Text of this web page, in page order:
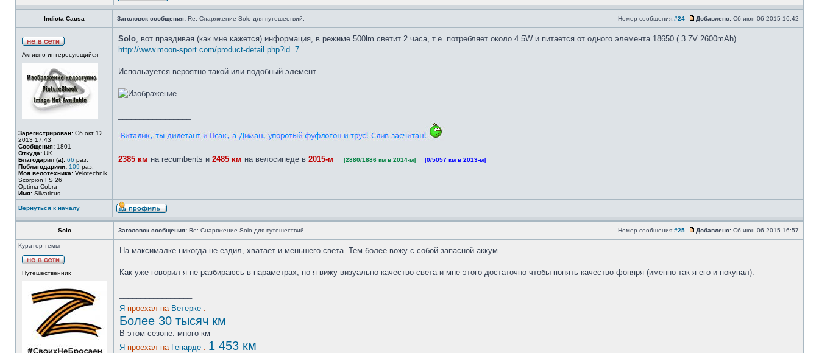
Indiсtа Саusа Заголовок сообщения: Re: Снаряжение Solo для путешествий. Номер сообщения:#24 Добавлено: Сб июн 06 2015 16:42
Активно интересующийся
Зарегистрирован: Сб окт 12
2013 17:43
Сообщения: 1801
Откуда: UK
Благодарил (а): 66 раз.
Поблагодарили: 109 раз.
Моя велотехника: Velotechnik
Scorpion FS 26
Optima Cobra
Имя: Silvaticus
Solo, вот правдивая (как мне кажется) информация, в режиме 500lm светит 2 часа, т.е. потребляет около 4.5W и питается от одного элемента 18650 ( 3.7V 2600mAh).
http://www.moon-sport.com/product-detail.php?id=7
Используется вероятно такой или подобный элемент.
2385 км на recumbents и 2485 км на велосипеде в 2015-м [2880/1886 км в 2014-м] [0/5057 км в 2013-м]
Вернуться к началу
Solo Заголовок сообщения: Re: Снаряжение Solo для путешествий. Номер сообщения:#25 Добавлено: Сб июн 06 2015 16:57
Куратор темы
Путешественник
На максималке никогда не ездил, хватает и меньшего света. Тем более вожу с собой запасной аккум.
Как уже говорил я не разбираюсь в параметрах, но я вижу визуально качество света и мне этого достаточно чтобы понять качество фоняря (именно так я его и покупал).
Я проехал на Ветерке :
Более 30 тысяч км
В этом сезоне: много км
Я проехал на Гепарде : 1 453 км